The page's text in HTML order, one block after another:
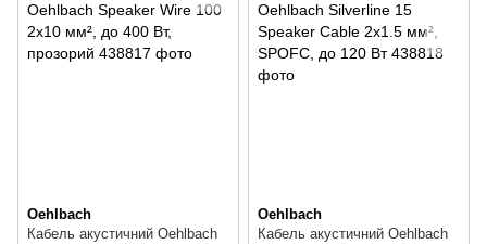
Oehlbach
Кабель акустичний Oehlbach
Oehlbach
Кабель акустичний Oehlbach